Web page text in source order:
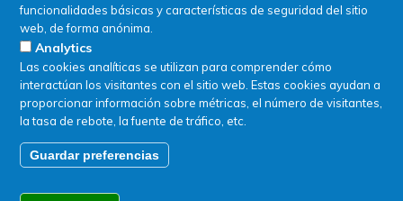
© SERVIQUIMIA S.L.U. - Todos los derechos reservados
funcionalidades básicas y características de seguridad del sitio
web, de forma anónima.
Analytics
Las cookies analíticas se utilizan para comprender cómo
interactúan los visitantes con el sitio web. Estas cookies ayudan a
proporcionar información sobre métricas, el número de visitantes,
la tasa de rebote, la fuente de tráfico, etc.
Guardar preferencias